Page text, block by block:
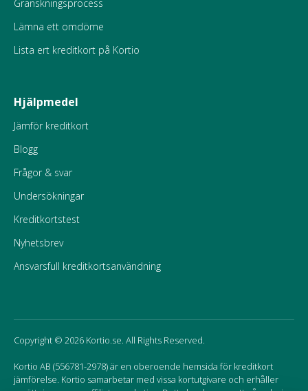
Granskningsprocess
Lämna ett omdöme
Lista ert kreditkort på Kortio
Hjälpmedel
Jämför kreditkort
Blogg
Frågor & svar
Undersökningar
Kreditkortstest
Nyhetsbrev
Ansvarsfull kreditkortsanvändning
Copyright © 2026 Kortio.se. All Rights Reserved.
Kortio AB (556781-2978) är en oberoende hemsida för kreditkort
jämförelse. Kortio samarbetar med vissa kortutgivare och erhåller